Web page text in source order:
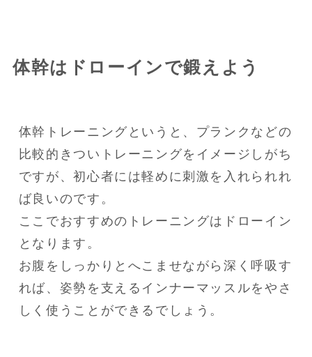
体幹はドローインで鍛えよう
体幹トレーニングというと、プランクなどの
比較的きついトレーニングをイメージしがち
ですが、初心者には軽めに刺激を入れられれ
ば良いのです。
ここでおすすめのトレーニングはドローイン
となります。
お腹をしっかりとへこませながら深く呼吸す
れば、姿勢を支えるインナーマッスルをやさ
しく使うことができるでしょう。